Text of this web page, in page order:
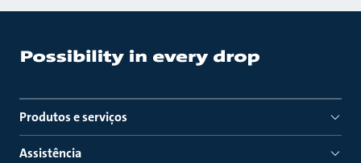
Produtos e serviços
Assistência